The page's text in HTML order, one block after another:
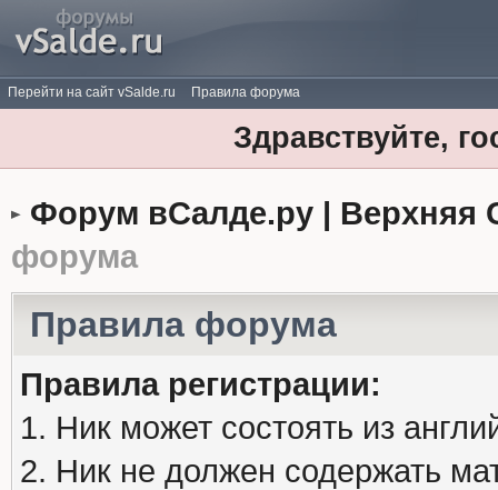
Перейти на сайт vSalde.ru Правила форума
Здравствуйте,
Форум вСалде.ру | Верхняя
форума
Правила форума
Правила регистрации:
1. Ник может состоять из
2. Ник не должен содержать